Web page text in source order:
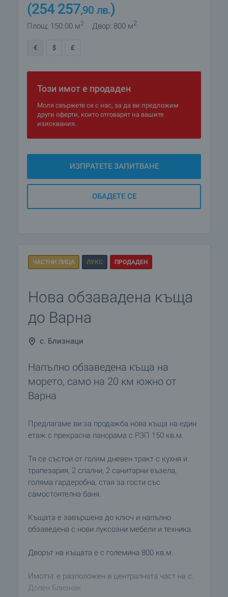
(254 257,90 лв.)
Площ: 150.00 м2 Двор: 800 м2
€ $ £
Този имот е продаден
Моля свържете се с нас, за да ви предложим
други оферти, които отговарят на вашите
изисквания.
ИЗПРАТЕТЕ ЗАПИТВАНЕ
ОБАДЕТЕ СЕ
ЧАСТНИ ЛИЦА ЛУКС ПРОДАДЕН
Нова обзавадена къща
до Варна
с. Близнаци
Напълно обзаведена къща на
морето, само на 20 км южно от
Варна
Предлагаме ви за продажба нова къща на един
етаж с прекрасна панорама с РЗП 150 кв.м.
Тя се състои от голям дневен тракт с кухня и
трапезария, 2 спални, 2 санитарни възела,
голяма гардеробна, стая за гости със
самостоятелна баня.
Къщата е завършена до ключ и напълно
обзаведена с нови луксозни мебели и техника.
Дворът на къщата е с големина 800 кв.м.
Имотът е разположен в централната част на с.
Долен Близнак